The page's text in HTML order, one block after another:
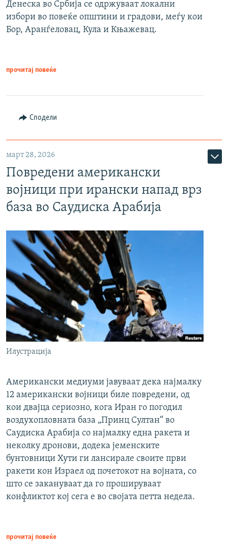
Денеска во Србија се одржуваат локални
избори во повеќе општини и градови, меѓу кои
Бор, Аранѓеловац, Кула и Књажевац.
прочитај повеќе
Сподели
март 28, 2026
Повредени американски
војници при ирански напад врз
база во Саудиска Арабија
Илустрација
Американски медиуми јавуваат дека најмалку
12 американски војници биле повредени, од
кои двајца сериозно, кога Иран го погодил
воздухопловната база „Принц Султан“ во
Саудиска Арабија со најмалку една ракета и
неколку дронови, додека јеменските
бунтовници Хути ги лансирале своите први
ракети кон Израел од почетокот на војната, со
што се закануваат да го прошируваат
конфликтот кој сега е во својата петта недела.
прочитај повеќе